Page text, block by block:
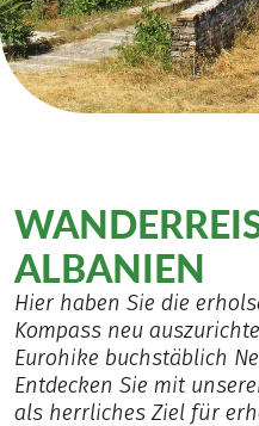
ALBANIEN
Hier haben Sie die
Kompass neu
Eurohike buchstäblich
Entdecken Sie mit
als herrliches Ziel für